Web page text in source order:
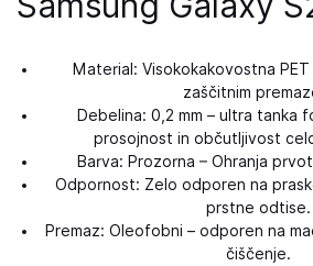
Material: Visokokakovostna
zaščitnim
Debelina: 0,2 mm – ultra tanka
prosojnost in občutljivost
Barva: Prozorna – Ohranja
Odpornost: Zelo odporen na
prstne odtise.
Premaz: Oleofobni – odporen na
čiščenje.